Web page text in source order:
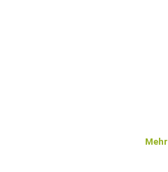
Mehr